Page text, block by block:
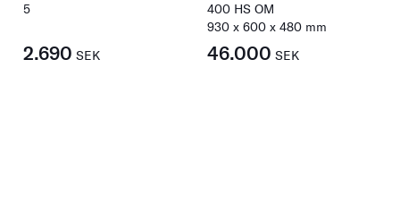
5
2.690 SEK
400 HS OM
930 x 600 x 480 mm
46.000 SEK